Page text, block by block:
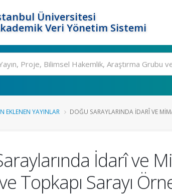
Üniversitesi
Veri Yönetim Sistemi
EKLENEN YAYINLAR DOĞU SARAYLARINDA İDARÎ VE
İdarî ve
Topkapı Sarayı